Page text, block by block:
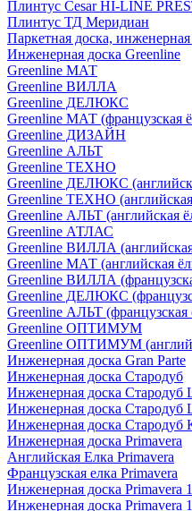
Плинтус Cesar HI-LINE
Плинтус ТД Меридиан
Паркетная доска,
Инженерная доска Greenline
Greenline МАТ
Greenline ВИЛЛА
Greenline ДЕЛЮКС
Greenline МАТ (французская
Greenline ДИЗАЙН
Greenline АЛЬТ
Greenline ТЕХНО
Greenline ДЕЛЮКС
Greenline ТЕХНО
Greenline АЛЬТ (английская
Greenline АТЛАС
Greenline ВИЛЛА
Greenline МАТ (английская
Greenline ВИЛЛА
Greenline ДЕЛЮКС
Greenline АЛЬТ (французская
Greenline ОПТИМУМ
Greenline ОПТИМУМ
Инженерная доска Gran Parte
Инженерная доска Стародуб
Инженерная доска Стародуб
Инженерная доска Стародуб
Инженерная доска Стародуб
Инженерная доска Primavera
Английская Елка Primavera
Французская елка Primavera
Инженерная доска Primavera
Инженерная доска Primavera